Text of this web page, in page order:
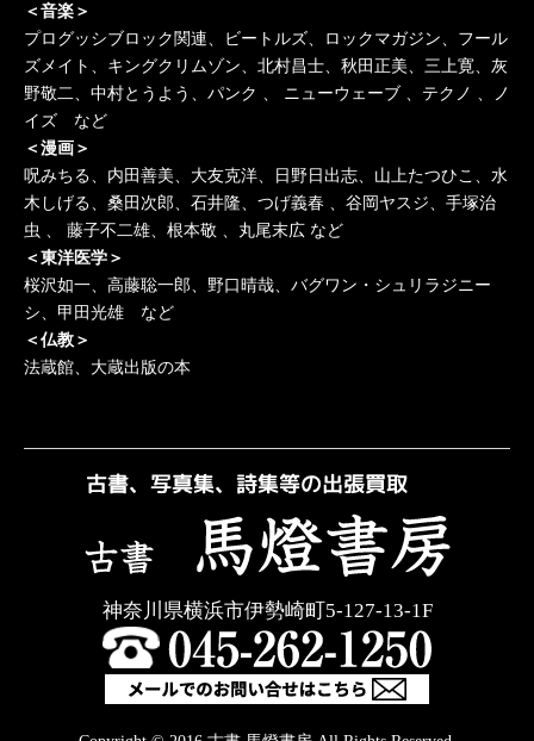
＜音楽＞
プログッシブロック関連、ビートルズ、ロックマガジン、フール
ズメイト、キングクリムゾン、北村昌士、秋田正美、三上寛、灰
野敬二、中村とうよう、パンク 、 ニューウェーブ 、テクノ 、ノ
イズ など
＜漫画＞
呪みちる、内田善美、大友克洋、日野日出志、山上たつひこ、水
木しげる、桑田次郎、石井隆、つげ義春 、谷岡ヤスジ、手塚治
虫 、 藤子不二雄、根本敬 、丸尾末広 など
＜東洋医学＞
桜沢如一、高藤聡一郎、野口晴哉、バグワン・シュリラジニー
シ、甲田光雄 など
＜仏教＞
法蔵館、大蔵出版の本
神奈川県横浜市伊勢崎町5-127-13-1F